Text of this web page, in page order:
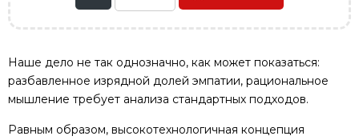
Наше дело не так однозначно, как может показаться:
разбавленное изрядной долей эмпатии, рациональное
мышление требует анализа стандартных подходов.
Равным образом, высокотехнологичная концепция